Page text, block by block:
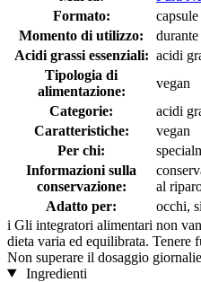
Formato:
capsule
Momento di utilizzo:
Acidi grassi essenziali: acidi
Tipologia di
alimentazione:
vegan
Categorie:
acidi
Caratteristiche:
vegan
Per chi:
Informazioni sulla
conservazione:
al
Adatto per:
occhi,
i Gli integratori alimentari non
dieta varia ed equilibrata. Tenere
Non superare il dosaggio
Ingredienti